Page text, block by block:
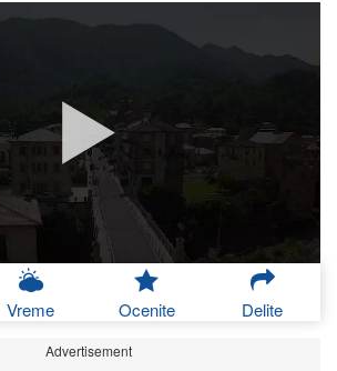
Vreme Ocenite Delite
Advertisement